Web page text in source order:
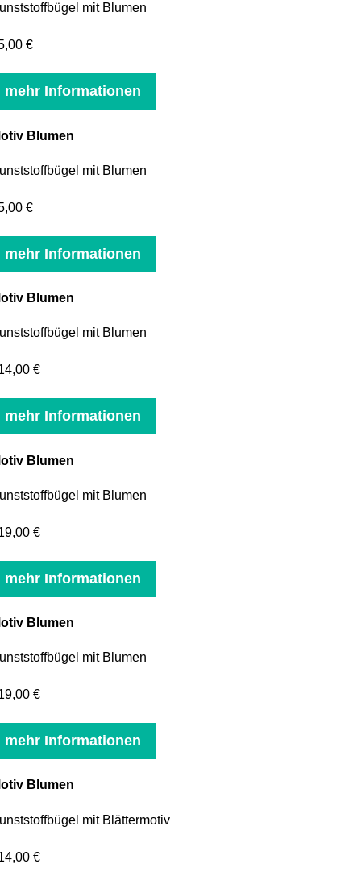
mit Blumen
€
mehr Informationen
Blumen
mit Blumen
€
mehr Informationen
Blumen
mit Blumen
€
mehr Informationen
Blumen
mit Blumen
€
mehr Informationen
Blumen
mit Blumen
€
mehr Informationen
Blumen
mit Blättermotiv
€